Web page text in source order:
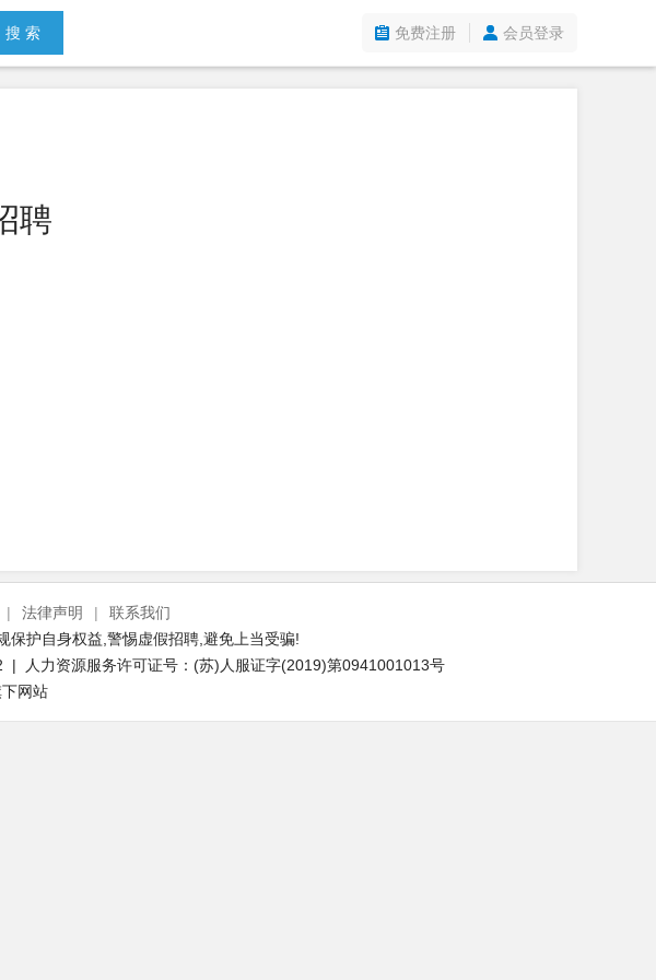
搜 索 免费注册 会员登录
聘
| 法律声明 |
联系我们
保护自身权益,警惕虚假招聘,避免上当受骗!
人力资源服务许可证号：(苏)人服证字(2019)第0941001013号
网站